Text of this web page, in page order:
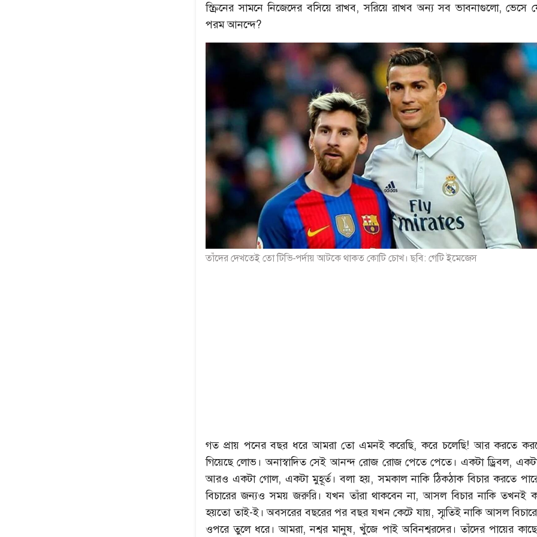
স্ক্রিনের সামনে নিজেদের বসিয়ে রাখব, সরিয়ে রাখব অন্য সব ভাবনাগুলো, ভেসে
পরম আনন্দে?
তাঁদের দেখতেই তো টিভি-পর্দায় আটকে থাকত কোটি চোখ। ছবি: গেটি ইমেজেস
গত প্রায় পনের বছর ধরে আমরা তো এমনই করেছি, করে চলেছি! আর করতে
গিয়েছে লোভ। অনাস্বাদিত সেই আনন্দ রোজ রোজ পেতে পেতে। একটা ড্রিবল,
আরও একটা গোল, একটা মুহূর্ত। বলা হয়, সমকাল নাকি ঠিকঠাক বিচার করতে
বিচারের জন্যও সময় জরুরি। যখন তাঁরা থাকবেন না, আসল বিচার নাকি তখনই
হয়তো তাই-ই। অবসরের বছরের পর বছর যখন কেটে যায়, স্মৃতিই নাকি আসল
ওপরে তুলে ধরে। আমরা, নশ্বর মানুষ, খুঁজে পাই অবিনশ্বরদের। তাঁদের পায়ের কাছে
নেপথ্যের মাশরাফি আশরাফুলের কাছে খোলা চিঠি